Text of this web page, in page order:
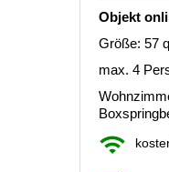
Objekt
Größe: 57
max. 4